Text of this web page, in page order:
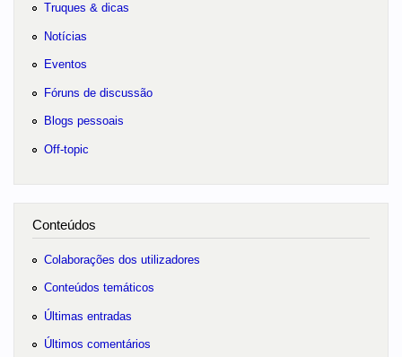
Truques & dicas
Notícias
Eventos
Fóruns de discussão
Blogs pessoais
Off-topic
Conteúdos
Colaborações dos utilizadores
Conteúdos temáticos
Últimas entradas
Últimos comentários